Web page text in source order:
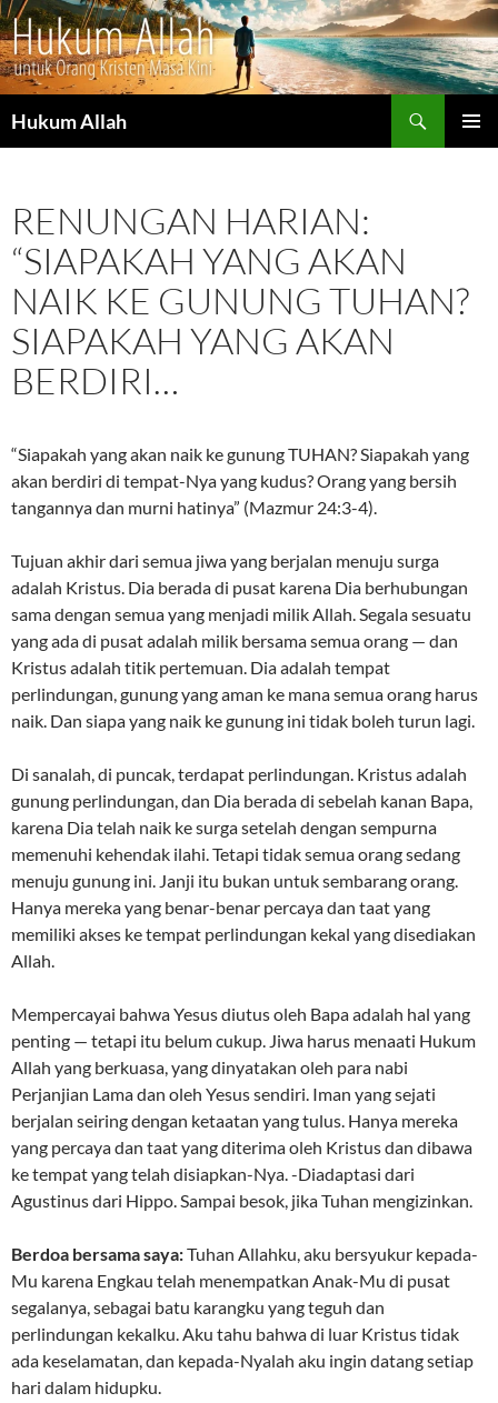
Hukum Allah
RENUNGAN HARIAN:
“SIAPAKAH YANG AKAN
NAIK KE GUNUNG TUHAN?
SIAPAKAH YANG AKAN
BERDIRI…
“Siapakah yang akan naik ke gunung TUHAN? Siapakah yang
akan berdiri di tempat-Nya yang kudus? Orang yang bersih
tangannya dan murni hatinya” (Mazmur 24:3-4).
Tujuan akhir dari semua jiwa yang berjalan menuju surga
adalah Kristus. Dia berada di pusat karena Dia berhubungan
sama dengan semua yang menjadi milik Allah. Segala sesuatu
yang ada di pusat adalah milik bersama semua orang — dan
Kristus adalah titik pertemuan. Dia adalah tempat
perlindungan, gunung yang aman ke mana semua orang harus
naik. Dan siapa yang naik ke gunung ini tidak boleh turun lagi.
Di sanalah, di puncak, terdapat perlindungan. Kristus adalah
gunung perlindungan, dan Dia berada di sebelah kanan Bapa,
karena Dia telah naik ke surga setelah dengan sempurna
memenuhi kehendak ilahi. Tetapi tidak semua orang sedang
menuju gunung ini. Janji itu bukan untuk sembarang orang.
Hanya mereka yang benar-benar percaya dan taat yang
memiliki akses ke tempat perlindungan kekal yang disediakan
Allah.
Mempercayai bahwa Yesus diutus oleh Bapa adalah hal yang
penting — tetapi itu belum cukup. Jiwa harus menaati Hukum
Allah yang berkuasa, yang dinyatakan oleh para nabi
Perjanjian Lama dan oleh Yesus sendiri. Iman yang sejati
berjalan seiring dengan ketaatan yang tulus. Hanya mereka
yang percaya dan taat yang diterima oleh Kristus dan dibawa
ke tempat yang telah disiapkan-Nya. -Diadaptasi dari
Agustinus dari Hippo. Sampai besok, jika Tuhan mengizinkan.
Berdoa bersama saya:Tuhan Allahku, aku bersyukur kepada-
Mu karena Engkau telah menempatkan Anak-Mu di pusat
segalanya, sebagai batu karangku yang teguh dan
perlindungan kekalku. Aku tahu bahwa di luar Kristus tidak
ada keselamatan, dan kepada-Nyalah aku ingin datang setiap
hari dalam hidupku.